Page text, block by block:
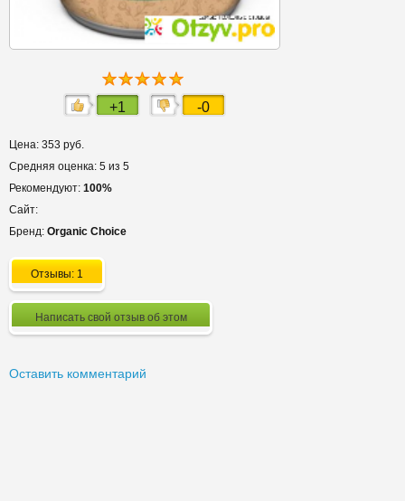
+1 -0
Цена: 353 руб.
Средняя оценка: 5 из 5
Рекомендуют: 100%
Сайт:
Бренд: Organic Сhoice
Отзывы: 1
Написать свой отзыв об этом
Оставить комментарий